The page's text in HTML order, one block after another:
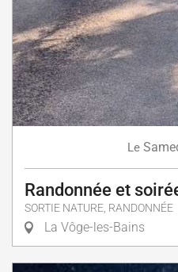
Le
Randonnée et
SORTIE NATURE, RANDONNÉE
La Vôge-les-Bains